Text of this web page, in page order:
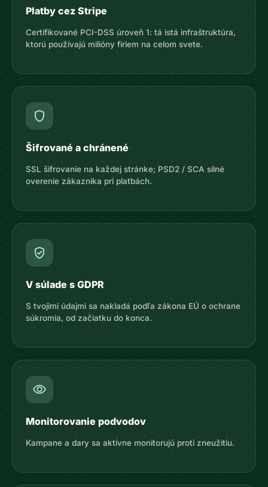
Platby cez Stripe
Certifikované PCI-DSS úroveň 1: tá istá infraštruktúra,
ktorú používajú milióny firiem na celom svete.
shield
Šifrované a chránené
SSL šifrovanie na každej stránke; PSD2 / SCA silné
overenie zákazníka pri platbách.
gpp_good
V súlade s GDPR
S tvojimi údajmi sa nakladá podľa zákona EÚ o ochrane
súkromia, od začiatku do konca.
visibility
Monitorovanie podvodov
Kampane a dary sa aktívne monitorujú proti zneužitiu.